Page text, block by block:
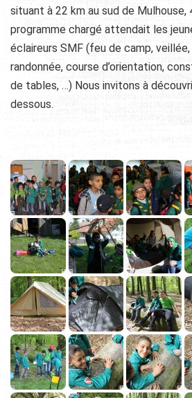
situant à 22 km au sud de Mulhouse,
programme chargé attendait les
éclaireurs SMF (feu de camp,
randonnée, course d’orientation,
de tables, …) Nous invitons à
dessous.